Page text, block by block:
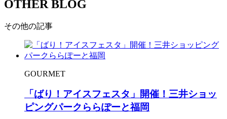
OTHER BLOG
その他の記事
GOURMET
「ばり！アイスフェスタ」開催！三井ショッ
ピングパークららぽーと福岡